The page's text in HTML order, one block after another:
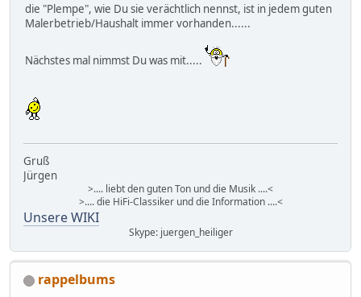
die "Plempe", wie Du sie verächtlich nennst, ist in jedem guten
Malerbetrieb/Haushalt immer vorhanden......
Nächstes mal nimmst Du was mit.....
Gruß
Jürgen
>.... liebt den guten Ton und die Musik ....<
>.... die HiFi-Classiker und die Information ....<
Unsere WIKI
Skype: juergen_heiliger
rappelbums